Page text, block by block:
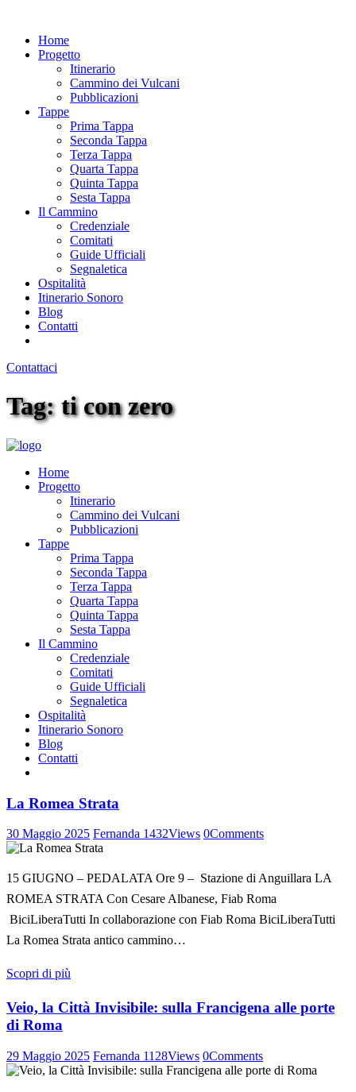
Home
Progetto
Itinerario
Cammino dei Vulcani
Pubblicazioni
Tappe
Prima Tappa
Seconda Tappa
Terza Tappa
Quarta Tappa
Quinta Tappa
Sesta Tappa
Il Cammino
Credenziale
Comitati
Guide Ufficiali
Segnaletica
Ospitalità
Itinerario Sonoro
Blog
Contatti
Contattaci
Tag: ti con zero
Home
Progetto
Itinerario
Cammino dei Vulcani
Pubblicazioni
Tappe
Prima Tappa
Seconda Tappa
Terza Tappa
Quarta Tappa
Quinta Tappa
Sesta Tappa
Il Cammino
Credenziale
Comitati
Guide Ufficiali
Segnaletica
Ospitalità
Itinerario Sonoro
Blog
Contatti
La Romea Strata
30 Maggio 2025 Fernanda 1432Views 0Comments
15 GIUGNO – PEDALATA Ore 9 – Stazione di Anguillara LA
ROMEA STRATA Con Cesare Albanese, Fiab Roma
BiciLiberaTutti In collaborazione con Fiab Roma BiciLiberaTutti
La Romea Strata antico cammino…
Scopri di più
Veio, la Città Invisibile: sulla Francigena alle porte
di Roma
29 Maggio 2025 Fernanda 1128Views 0Comments